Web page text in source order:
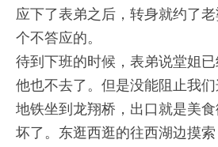
应下了表弟之后，转身就约了
个不答应的。
待到下班的时候，表弟说堂姐已
他也不去了。但是没能阻止我们
地铁坐到龙翔桥，出口就是美
坏了。东逛西逛的往西湖边摸